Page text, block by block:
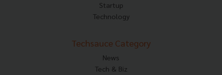
Startup
Technology
Techsauce Category
News
Tech & Biz